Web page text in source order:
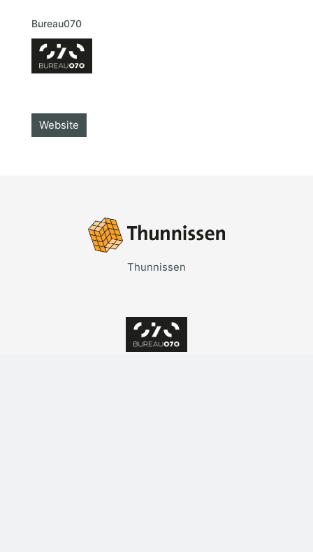
Bureau070
Website
Thunnissen